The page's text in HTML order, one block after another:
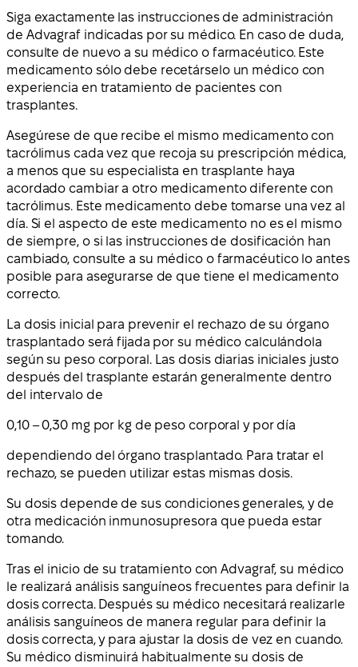
Siga exactamente las instrucciones de administración
de Advagraf indicadas por su médico. En caso de duda,
consulte de nuevo a su médico o farmacéutico. Este
medicamento sólo debe recetárselo un médico con
experiencia en tratamiento de pacientes con
trasplantes.
Asegúrese de que recibe el mismo medicamento con
tacrólimus cada vez que recoja su prescripción médica,
a menos que su especialista en trasplante haya
acordado cambiar a otro medicamento diferente con
tacrólimus. Este medicamento debe tomarse una vez al
día. Si el aspecto de este medicamento no es el mismo
de siempre, o si las instrucciones de dosificación han
cambiado, consulte a su médico o farmacéutico lo antes
posible para asegurarse de que tiene el medicamento
correcto.
La dosis inicial para prevenir el rechazo de su órgano
trasplantado será fijada por su médico calculándola
según su peso corporal. Las dosis diarias iniciales justo
después del trasplante estarán generalmente dentro
del intervalo de
0,10 – 0,30 mg por kg de peso corporal y por día
dependiendo del órgano trasplantado. Para tratar el
rechazo, se pueden utilizar estas mismas dosis.
Su dosis depende de sus condiciones generales, y de
otra medicación inmunosupresora que pueda estar
tomando.
Tras el inicio de su tratamiento con Advagraf, su médico
le realizará análisis sanguíneos frecuentes para definir la
dosis correcta. Después su médico necesitará realizarle
análisis sanguíneos de manera regular para definir la
dosis correcta, y para ajustar la dosis de vez en cuando.
Su médico disminuirá habitualmente su dosis de